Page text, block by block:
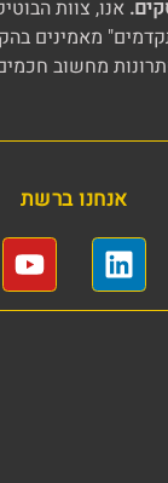
אנו, צוות
מאמינים
מחשוב
אנחנו ברשת